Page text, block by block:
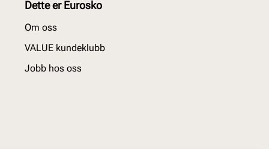
Dette er Eurosko
Om oss
VALUE kundeklubb
Jobb hos oss